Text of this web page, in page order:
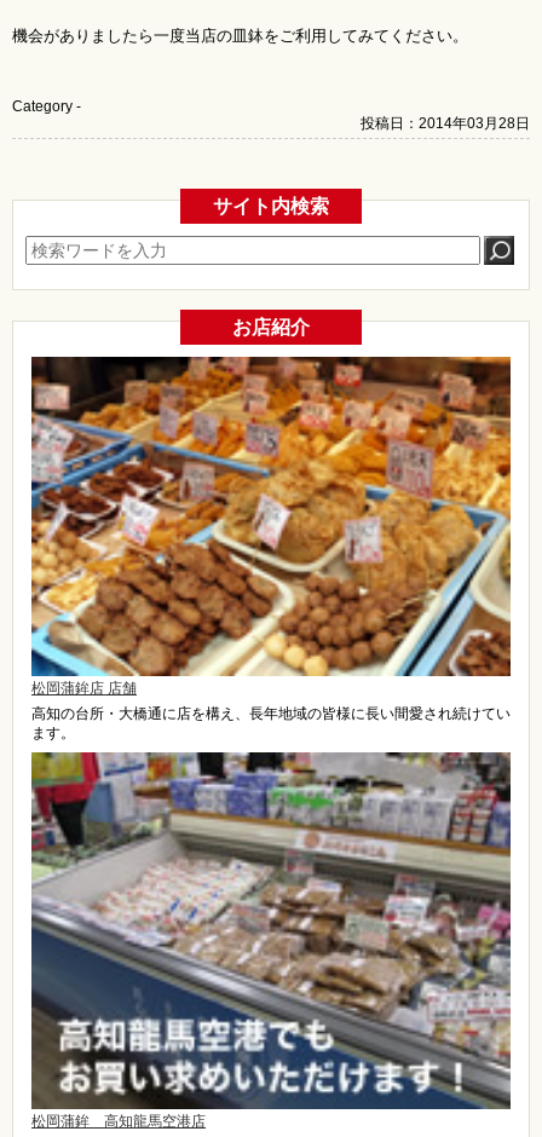
機会がありましたら一度当店の皿鉢をご利用してみてください。
Category -
投稿日：2014年03月28日
サイト内検索
お店紹介
松岡蒲鉾店 店舗
高知の台所・大橋通に店を構え、長年地域の皆様に長い間愛され続けてい
ます。
松岡蒲鉾 高知龍馬空港店